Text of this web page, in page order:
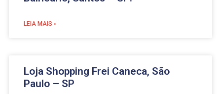
LEIA MAIS »
Loja Shopping Frei Caneca, São
Paulo – SP